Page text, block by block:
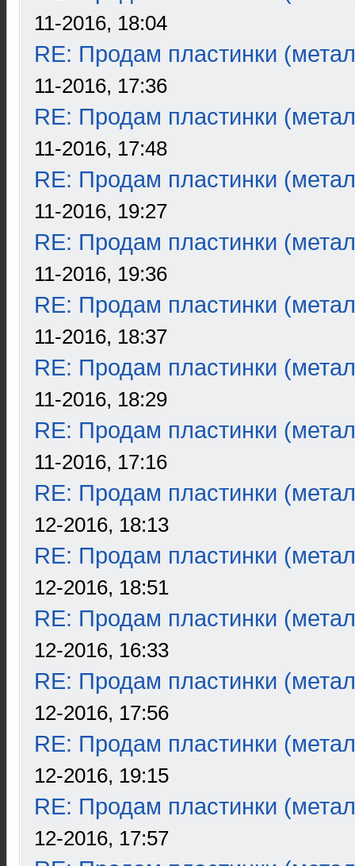
11-2016, 18:04
RE: Продам пластинки
11-2016, 17:36
RE: Продам пластинки
11-2016, 17:48
RE: Продам пластинки
11-2016, 19:27
RE: Продам пластинки
11-2016, 19:36
RE: Продам пластинки
11-2016, 18:37
RE: Продам пластинки
11-2016, 18:29
RE: Продам пластинки
11-2016, 17:16
RE: Продам пластинки
12-2016, 18:13
RE: Продам пластинки
12-2016, 18:51
RE: Продам пластинки
12-2016, 16:33
RE: Продам пластинки
12-2016, 17:56
RE: Продам пластинки
12-2016, 19:15
RE: Продам пластинки
12-2016, 17:57